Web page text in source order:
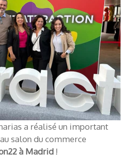
a réalisé un important
salon du commerce
à Madrid !